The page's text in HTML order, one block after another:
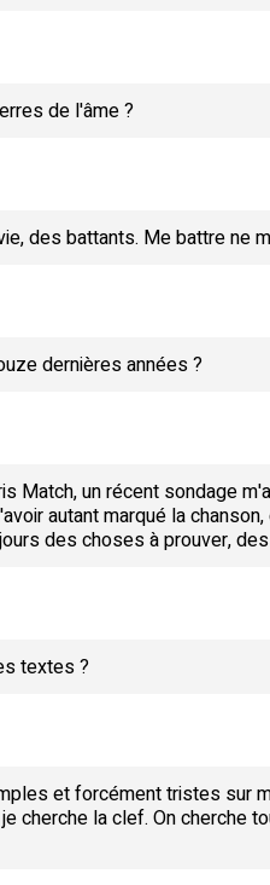
de l'âme ?
des battants. Me battre ne
dernières années ?
Match, un récent sondage
autant marqué la
des choses à prouver,
textes ?
et forcément tristes sur
cherche la clef. On cherche